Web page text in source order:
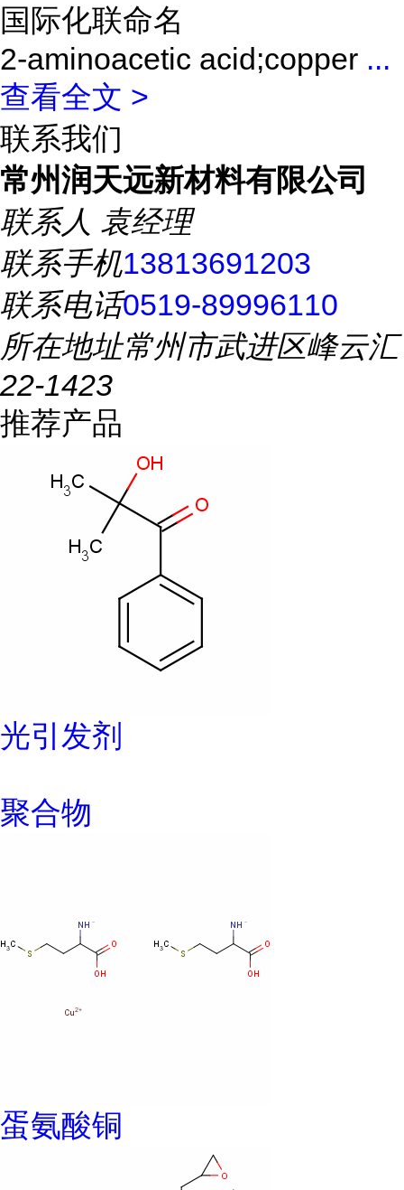
国际化联命名
2-aminoacetic acid;copper ...
查看全文 >
联系我们
常州润天远新材料有限公司
联系人 袁经理
联系手机13813691203
联系电话0519-89996110
所在地址常州市武进区峰云汇
22-1423
推荐产品
光引发剂
聚合物
蛋氨酸铜